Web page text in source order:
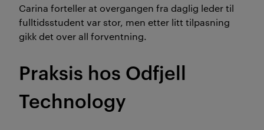
Carina forteller at overgangen fra daglig leder til
fulltidsstudent var stor, men etter litt tilpasning
gikk det over all forventning.
Praksis hos Odfjell
Technology